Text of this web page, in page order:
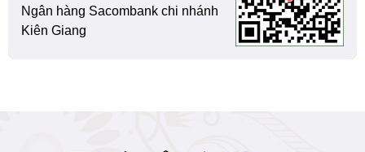
Ngân hàng Sacombank chi nhánh
Kiên Giang